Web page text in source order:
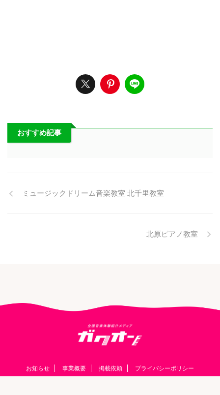
おすすめ記事
ミュージックドリーム音楽教室 北千里教室
北原ピアノ教室
お知らせ 事業概要 掲載依頼 プライバシーポリシー